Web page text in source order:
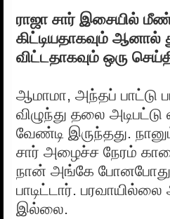
ராஜா சார் இசையில்
கிட்டியதாகவும் ஆனால்
விட்டதாகவும் ஒரு
ஆமாமா, அந்தப் பாட்டு
விழுந்து தலை
வேண்டி இருந்தது.
சார் அழைச்ச நேரம்
நான் அங்கே போனபோது
பாடிட்டார்.
இல்லை.